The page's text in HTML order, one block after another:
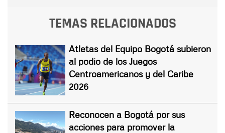
TEMAS RELACIONADOS
Atletas del Equipo Bogotá subieron
al podio de los Juegos
Centroamericanos y del Caribe
2026
Reconocen a Bogotá por sus
acciones para promover la